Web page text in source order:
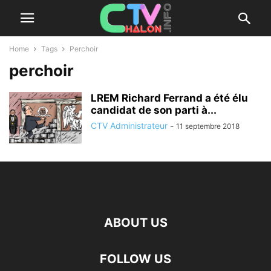
Home Tags Perchoir
perchoir
LREM Richard Ferrand a été élu
candidat de son parti à...
CTV Administrateur - 11 septembre 2018
ABOUT US
FOLLOW US